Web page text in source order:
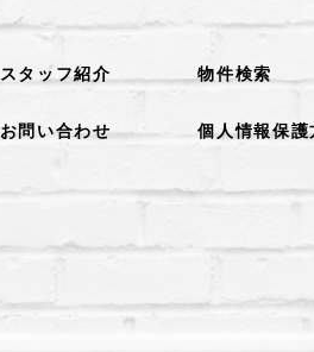
スタッフ紹介 物件検索
お問い合わせ 個人情報保護